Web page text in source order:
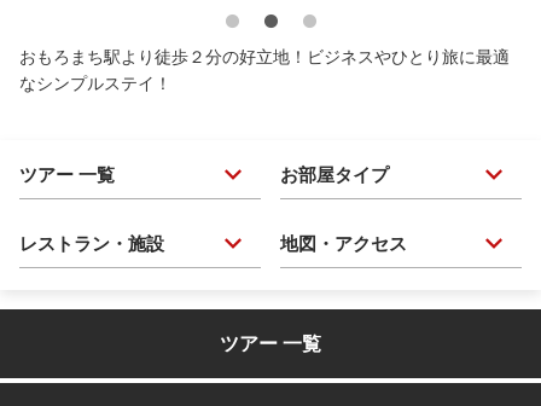
おもろまち駅より徒歩２分の好立地！ビジネスやひとり旅に最適
なシンプルステイ！
ツアー 一覧 お部屋タイプ
レストラン・施設 地図・アクセス
ツアー 一覧